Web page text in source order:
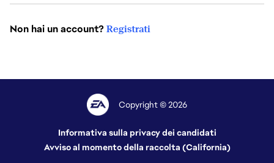
Non hai un account? Registrati
Copyright © 2026
Informativa sulla privacy dei candidati
Avviso al momento della raccolta (California)